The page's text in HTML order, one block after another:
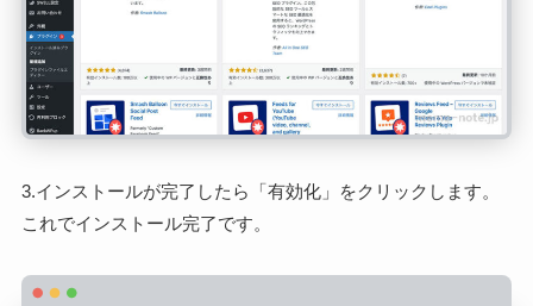
3.インストールが完了したら「有効化」をクリックします。
これでインストール完了です。